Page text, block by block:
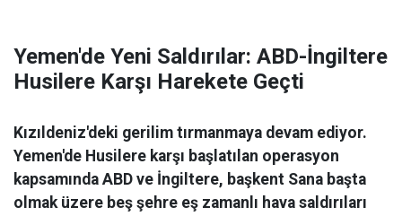
Yemen'de Yeni Saldırılar: ABD-İngiltere
Husilere Karşı Harekete Geçti
Kızıldeniz'deki gerilim tırmanmaya devam ediyor.
Yemen'de Husilere karşı başlatılan operasyon
kapsamında ABD ve İngiltere, başkent Sana başta
olmak üzere beş şehre eş zamanlı hava saldırıları